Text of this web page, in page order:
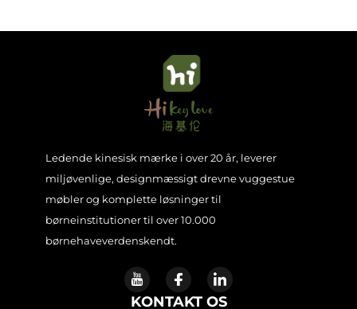
Ledende kinesisk mærke i over 20 år, leverer
miljøvenlige, designmæssigt drevne vuggestue
møbler og komplette løsninger til
børneinstitutioner til over 10.000
børnehaveverdenskendt.
KONTAKT OS